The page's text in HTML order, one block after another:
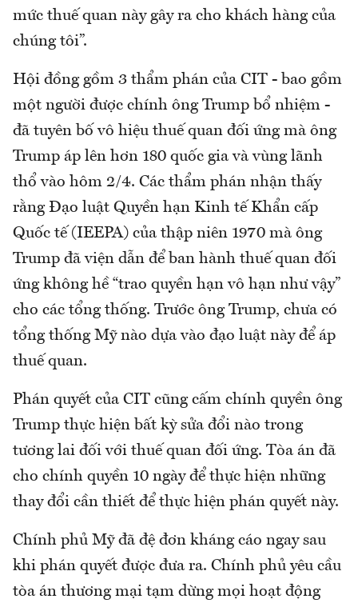
mức thuế quan này gây ra cho khách hàng của
chúng tôi”.
Hội đồng gồm 3 thẩm phán của CIT - bao gồm
một người được chính ông Trump bổ nhiệm -
đã tuyên bố vô hiệu thuế quan đối ứng mà ông
Trump áp lên hơn 180 quốc gia và vùng lãnh
thổ vào hôm 2/4. Các thẩm phán nhận thấy
rằng Đạo luật Quyền hạn Kinh tế Khẩn cấp
Quốc tế (IEEPA) của thập niên 1970 mà ông
Trump đã viện dẫn để ban hành thuế quan đối
ứng không hề “trao quyền hạn vô hạn như vậy”
cho các tổng thống. Trước ông Trump, chưa có
tổng thống Mỹ nào dựa vào đạo luật này để áp
thuế quan.
Phán quyết của CIT cũng cấm chính quyền ông
Trump thực hiện bất kỳ sửa đổi nào trong
tương lai đối với thuế quan đối ứng. Tòa án đã
cho chính quyền 10 ngày để thực hiện những
thay đổi cần thiết để thực hiện phán quyết này.
Chính phủ Mỹ đã đệ đơn kháng cáo ngay sau
khi phán quyết được đưa ra. Chính phủ yêu cầu
tòa án thương mại tạm dừng mọi hoạt động